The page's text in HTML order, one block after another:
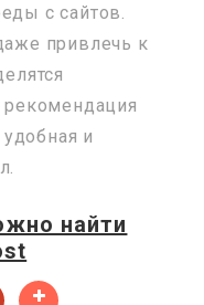
с сайтов.
привлечь к
рекомендация
и
найти